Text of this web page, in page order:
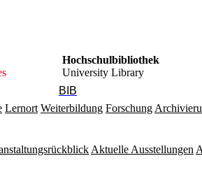
Hochschulbibliothek
University Library
BIB
Lernort Weiterbildung Forschung
Aktuelle Ausstellungen